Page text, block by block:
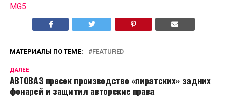
MG5
МАТЕРИАЛЫ ПО ТЕМЕ: FEATURED
ДАЛЕЕ
АВТОВАЗ пресек производство «пиратских» задних
фонарей и защитил авторские права